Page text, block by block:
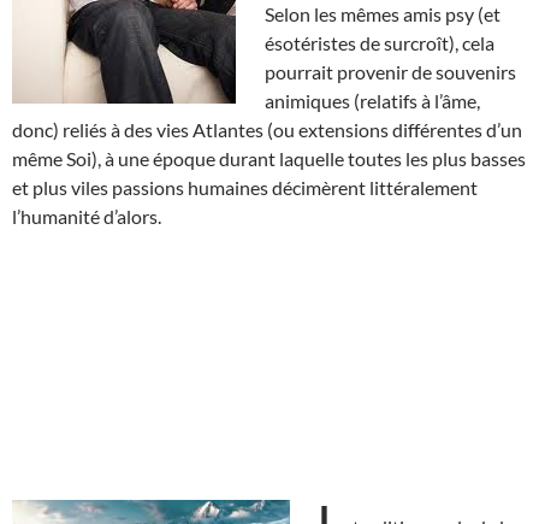
Selon les mêmes amis psy (et
ésotéristes de surcroît), cela
pourrait provenir de souvenirs
animiques (relatifs à l’âme,
donc) reliés à des vies Atlantes (ou extensions différentes d’un
même Soi), à une époque durant laquelle toutes les plus basses
et plus viles passions humaines décimèrent littéralement
l’humanité d’alors.